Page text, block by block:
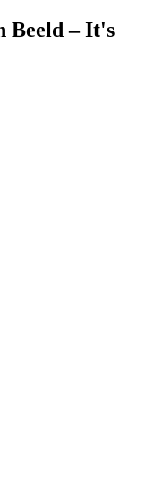
Beeld – It's